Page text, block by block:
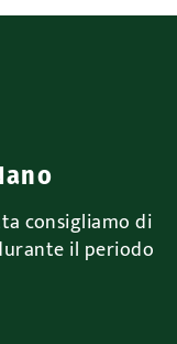
consigliamo di
il periodo